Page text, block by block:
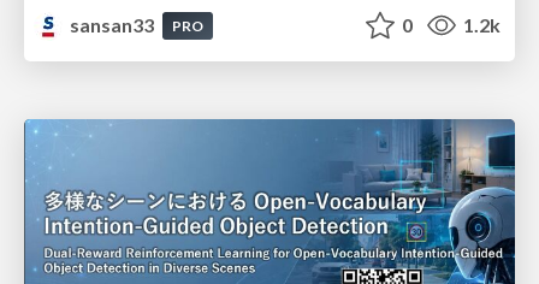
sansan33
PRO 0 1.2k